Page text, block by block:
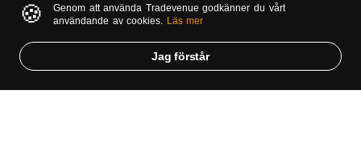
TradeVenue är en samlingsplats för investerare och
små- och medelstora bolag men ni finner givetvis även
information om de största bolagen i Sverige. På denna
hemsida kan ni ta del av aktietips, läsa uppdragsanalyser,
🍪
Genom att använda Tradevenue godkänner du vårt
användande av cookies. Läs mer
Jag förstår